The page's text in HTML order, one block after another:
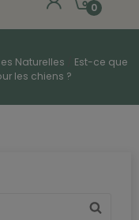
0
Naturelles
Est-ce que
les chiens ?